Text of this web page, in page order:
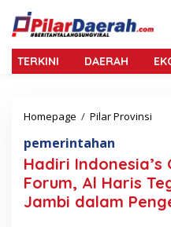
TERKINI DAERAH
Homepage / Pilar Provinsi
i
r
i
I
pemerintahan
Hadiri
Forum, Al Haris
Jambi dalam